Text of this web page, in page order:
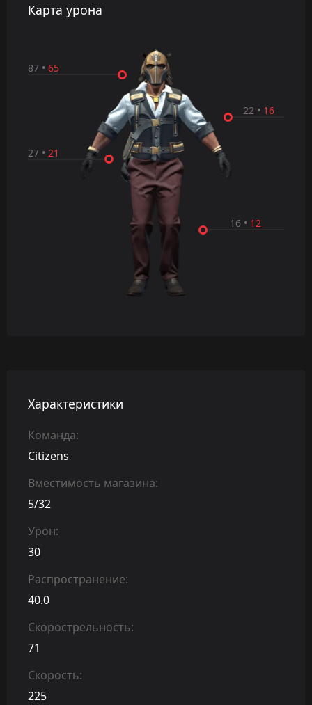
Карта урона
16 • 12
27 • 21
22• 16
87 • 65
Характеристики
Команда:
Citizens
Вместимость магазина:
5/32
Урон:
30
Распространение:
40.0
Скорострельность:
71
Скорость:
225